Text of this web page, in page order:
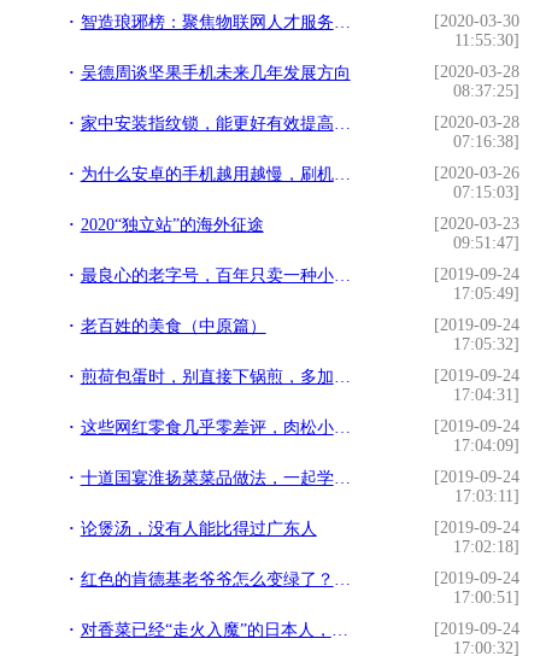
智造琅琊榜：聚焦物联网人才服务，破解行业人才困局
[2020-03-30
11:55:30]
吴德周谈坚果手机未来几年发展方向
[2020-03-28
08:37:25]
家中安装指纹锁，能更好有效提高安全 让我们生活更稳定放心
[2020-03-28
07:16:38]
为什么安卓的手机越用越慢，刷机也不行，是 CPU 老化吗？
[2020-03-26
07:15:03]
2020“独立站”的海外征途
[2020-03-23
09:51:47]
最良心的老字号，百年只卖一种小吃，一天仅卖500斤，顾客都爱
[2019-09-24
17:05:49]
老百姓的美食（中原篇）
[2019-09-24
17:05:32]
煎荷包蛋时，别直接下锅煎，多加一步，鸡蛋完整又好吃
[2019-09-24
17:04:31]
这些网红零食几乎零差评，肉松小贝上榜，多多少少买点给孩子吃
[2019-09-24
17:04:09]
十道国宴淮扬菜菜品做法，一起学着做国宴
[2019-09-24
17:03:11]
论煲汤，没有人能比得过广东人
[2019-09-24
17:02:18]
红色的肯德基老爷爷怎么变绿了？KPRO：我变绿了 也变轻了
[2019-09-24
17:00:51]
对香菜已经“走火入魔”的日本人，还有啥香菜零食想不出来？
[2019-09-24
17:00:32]